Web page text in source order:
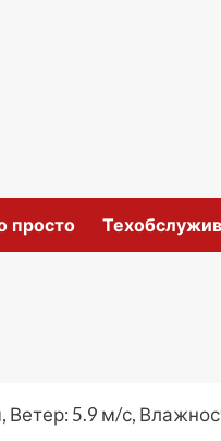
просто
5.9 м/с,